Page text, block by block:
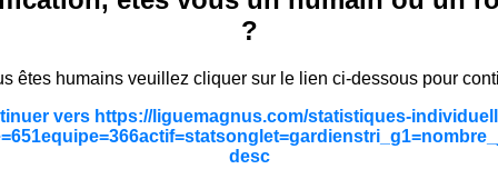
?
êtes humains veuillez cliquer sur le lien ci-dessous pour
vers https://liguemagnus.com/statistiques-
desc